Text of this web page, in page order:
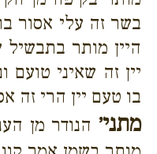
בשר זה עלי אסור
היין מותר
יין זה שאיני
בו טעם יין הרי זה
מתני׳ הנודר מן